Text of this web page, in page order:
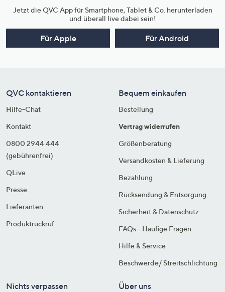
Jetzt die QVC App für Smartphone, Tablet & Co. herunterladen
und überall live dabei sein!
Für Apple Für Android
QVC kontaktieren
Hilfe-Chat
Kontakt
0800 2944 444
(gebührenfrei)
QLive
Presse
Lieferanten
Produktrückruf
Bequem einkaufen
Bestellung
Vertrag widerrufen
Größenberatung
Versandkosten & Lieferung
Bezahlung
Rücksendung & Entsorgung
Sicherheit & Datenschutz
FAQs - Häufige Fragen
Hilfe & Service
Beschwerde/ Streitschlichtung
Nichts verpassen Über uns